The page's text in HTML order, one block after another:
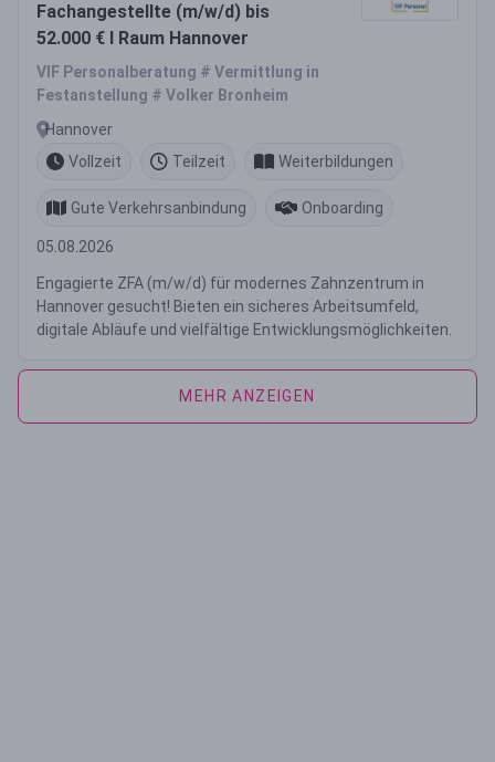
Fachangestellte (m/w/d) bis
52.000 € I Raum Hannover
VIF Personalberatung # Vermittlung in
Festanstellung # Volker Bronheim
Hannover
Vollzeit
Teilzeit Weiterbildungen
Gute Verkehrsanbindung Onboarding
05.08.2026
Engagierte ZFA (m/w/d) für modernes Zahnzentrum in
Hannover gesucht! Bieten ein sicheres Arbeitsumfeld,
digitale Abläufe und vielfältige Entwicklungsmöglichkeiten.
MEHR ANZEIGEN